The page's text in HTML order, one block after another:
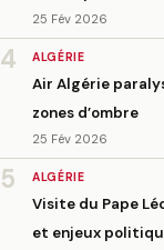
25 Fév 2026
4 ALGÉRIE
Air Algérie
zones d’ombre
25 Fév 2026
5 ALGÉRIE
Visite du Pape
et enjeux